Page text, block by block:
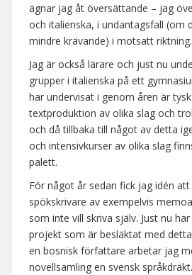
ägnar jag åt översättande – jag
och italienska, i undantagsfall (om
mindre krävande) i motsatt riktning.
Jag är också lärare och just nu
grupper i italienska på ett
har undervisat i genom åren är
textproduktion av olika slag och
och då tillbaka till något av detta
och intensivkurser av olika slag
palett.
För något år sedan fick jag idén
spökskrivare av exempelvis
som inte vill skriva själv. Just nu
projekt som är besläktat med
en bosnisk författare arbetar jag
novellsamling en svensk språkdräkt.